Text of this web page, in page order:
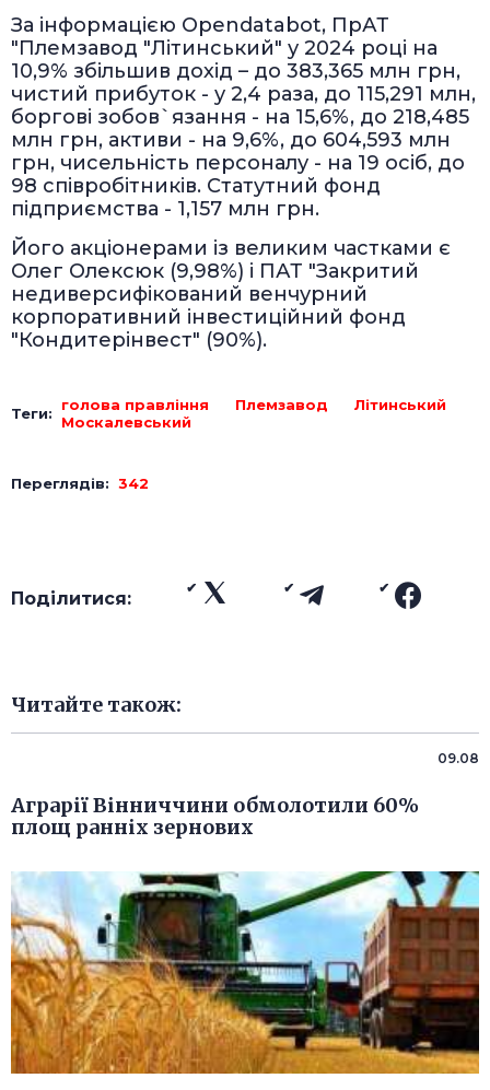
За інформацією Opendatabot, ПрАТ
"Племзавод "Літинський" у 2024 році на
10,9% збільшив дохід – до 383,365 млн грн,
чистий прибуток - у 2,4 раза, до 115,291 млн,
боргові зобов`язання - на 15,6%, до 218,485
млн грн, активи - на 9,6%, до 604,593 млн
грн, чисельність персоналу - на 19 осіб, до
98 співробітників. Статутний фонд
підприємства - 1,157 млн грн.
Його акціонерами із великим частками є
Олег Олексюк (9,98%) і ПАТ "Закритий
недиверсифікований венчурний
корпоративний інвестиційний фонд
"Кондитерінвест" (90%).
Теги: голова правління Племзавод
Літинський
Москалевський
Переглядів: 342
Поділитися:
Читайте також:
09.08
Аграрії Вінниччини обмолотили 60%
площ ранніх зернових